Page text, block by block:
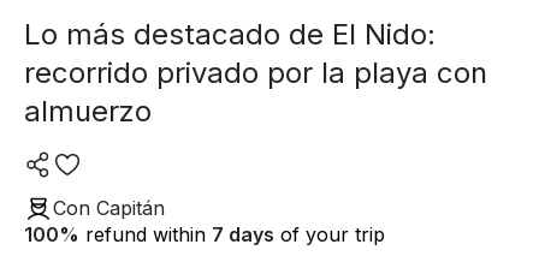
Lo más destacado de El Nido:
recorrido privado por la playa con
almuerzo
Con Capitán
100% refund within 7 days of your trip